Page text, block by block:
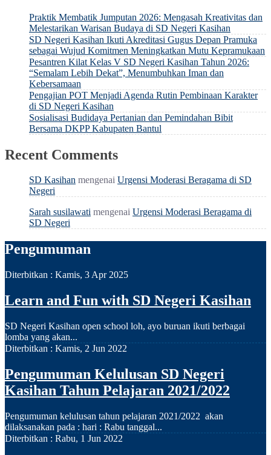
Praktik Membatik Jumputan 2026: Mengasah Kreativitas dan
Melestarikan Warisan Budaya di SD Negeri Kasihan
SD Negeri Kasihan Ikuti Akreditasi Gugus Depan Pramuka
sebagai Wujud Komitmen Meningkatkan Mutu Kepramukaan
Pesantren Kilat Kelas V SD Negeri Kasihan Tahun 2026:
“Semalam Lebih Dekat”, Menumbuhkan Iman dan
Kebersamaan
Pengajian POT Menjadi Agenda Rutin Pembinaan Karakter
di SD Negeri Kasihan
Sosialisasi Budidaya Pertanian dan Pemindahan Bibit
Bersama DKPP Kabupaten Bantul
Recent Comments
SD Kasihan mengenai Urgensi Moderasi Beragama di SD
Negeri
Sarah susilawati mengenai Urgensi Moderasi Beragama di
SD Negeri
Pengumuman
Diterbitkan : Kamis, 3 Apr 2025
Learn and Fun with SD Negeri Kasihan
SD Negeri Kasihan open school loh, ayo buruan ikuti berbagai
lomba yang akan...
Diterbitkan : Kamis, 2 Jun 2022
Pengumuman Kelulusan SD Negeri
Kasihan Tahun Pelajaran 2021/2022
Pengumuman kelulusan tahun pelajaran 2021/2022 akan
dilaksanakan pada : hari : Rabu tanggal...
Diterbitkan : Rabu, 1 Jun 2022